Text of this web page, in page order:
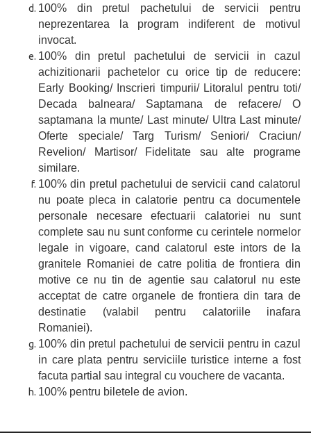
100% din pretul pachetului de servicii pentru
neprezentarea la program indiferent de motivul
invocat.
100% din pretul pachetului de servicii in cazul
achizitionarii pachetelor cu orice tip de reducere:
Early Booking/ Inscrieri timpurii/ Litoralul pentru toti/
Decada balneara/ Saptamana de refacere/ O
saptamana la munte/ Last minute/ Ultra Last minute/
Oferte speciale/ Targ Turism/ Seniori/ Craciun/
Revelion/ Martisor/ Fidelitate sau alte programe
similare.
100% din pretul pachetului de servicii cand calatorul
nu poate pleca in calatorie pentru ca documentele
personale necesare efectuarii calatoriei nu sunt
complete sau nu sunt conforme cu cerintele normelor
legale in vigoare, cand calatorul este intors de la
granitele Romaniei de catre politia de frontiera din
motive ce nu tin de agentie sau calatorul nu este
acceptat de catre organele de frontiera din tara de
destinatie (valabil pentru calatoriile inafara
Romaniei).
100% din pretul pachetului de servicii pentru in cazul
in care plata pentru serviciile turistice interne a fost
facuta partial sau integral cu vouchere de vacanta.
100% pentru biletele de avion.